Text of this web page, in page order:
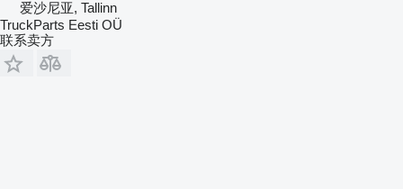
爱沙尼亚, Tallinn
TruckParts Eesti OÜ
联系卖方